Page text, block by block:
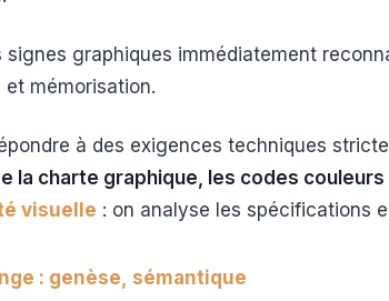
signes graphiques immédiatement
mémorisation.
à des exigences techniques
la charte graphique, les codes
visuelle : on analyse les spécifications
: genèse, sémantique